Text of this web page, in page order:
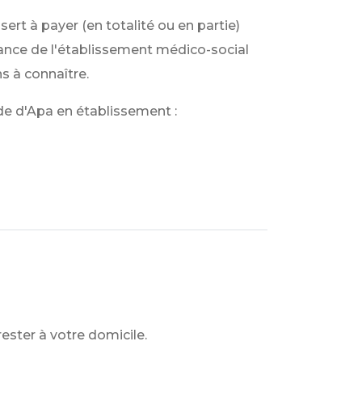
sert à payer (en totalité ou en partie)
de l'établissement médico-social
à connaître.
d'Apa en établissement :
à votre domicile.